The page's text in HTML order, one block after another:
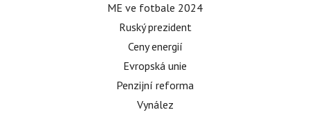
ME ve fotbale 2024
Ruský prezident
Ceny energií
Evropská unie
Penzijní reforma
Vynález